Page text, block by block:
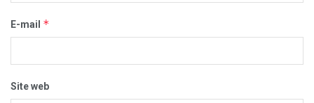
E-mail *
Site web